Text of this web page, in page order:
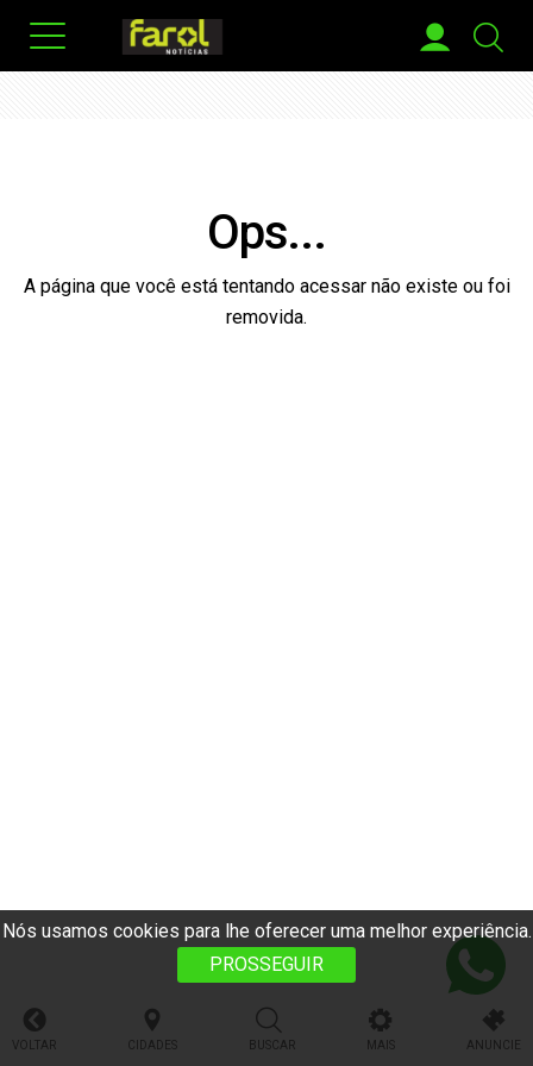
Nós usamos cookies para lhe oferecer uma melhor experiência.
PROSSEGUIR
Ops...
A página que você está tentando acessar não existe ou foi
removida.
VOLTAR CIDADES BUSCAR MAIS ANUNCIE